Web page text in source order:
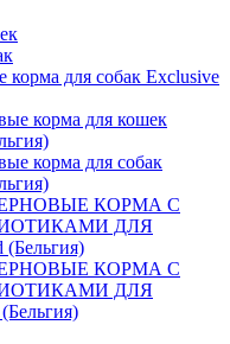
корма для собак Exclusive
корма для кошек
корма для собак
КОРМА С
ДЛЯ
КОРМА С
ДЛЯ